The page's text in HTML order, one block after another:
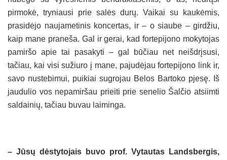
pirmokė, tryniausi prie salės durų. Vaikai su kaukėmis,
prasidėjo naujametinis koncertas, ir – o siaube – girdžiu,
kaip mane praneša. Gal ir gerai, kad fortepijono mokytojas
pamiršo apie tai pasakyti – gal būčiau net neišdrįsusi,
tačiau, kai visi sužiuro į mane, pajudėjau fortepijono link ir,
savo nustebimui, puikiai sugrojau Belos Bartoko pjesę. Iš
jaudulio vos nepamiršau prieiti prie senelio Šalčio atsiimti
saldainių, tačiau buvau laiminga.
– Jūsų dėstytojais buvo prof. Vytautas Landsbergis,